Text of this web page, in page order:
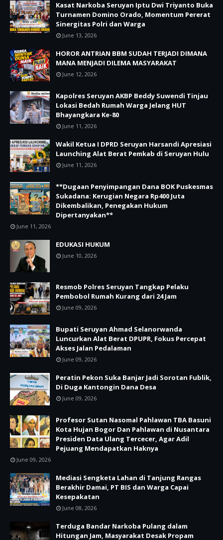
Kasat Narkoba Seruyan Iptu Dwi Triyanto Buka
Turnamen Domino Orado, Momentum Pererat
Sinergitas Polri dan Warga
June 13, 2026
HOROR ANTRIAN BBM SUDAH TERJADI DIMANA
MANA MENJADI DILEMA MASYARAKAT
June 12, 2026
Kapolres Seruyan AKBP Beddy Suwendi Tinjau
Lokasi Bedah Rumah Warga Jelang HUT
Bhayangkara Ke-80
June 11, 2026
Wakil Ketua I DPRD Seruyan Harsandi Apresiasi
Launching Alat Berat Pemkab di Seruyan Hulu
June 11, 2026
**Dugaan Penyimpangan Dana BOK Puskesmas
Sukadana: Kerugian Negara Rp400 Juta
Dikembalikan, Penegakan Hukum
Dipertanyakan**
June 11, 2026
EDUKASI HUKUM
June 10, 2026
Resmob Polres Seruyan Tangkap Pelaku
Pembobol Rumah Kurang dari 24 Jam
June 09, 2026
Bupati Seruyan Ahmad Selanorwanda
Luncurkan Alat Berat DPUPR, Fokus Percepat
Akses Jalan Pedalaman
June 09, 2026
Peratin Pekon Suka Banjar Jadi Sorotan Fublik,
Di Duga Kantongin Dana Desa
June 09, 2026
Profesor Sutan Nasomal Pahlawan TBA Basuni
Kota Hujan Bogor Dan Pahlawan di Nusantara
Presiden Data Ulang Tercecer, Agar Adil
Pejuang Mendapatkan Haknya
June 09, 2026
Mediasi Sengketa Lahan di Tanjung Rangas
Berakhir Damai, PT BIS dan Warga Capai
Kesepakatan
June 08, 2026
Terduga Bandar Narkoba Pulang dalam
Hitungan Jam, Masyarakat Desak Propam